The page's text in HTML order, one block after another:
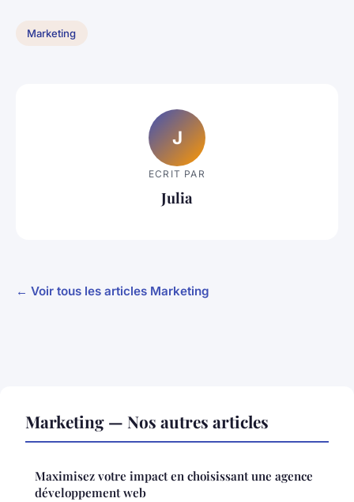
Marketing
J
ECRIT PAR
Julia
← Voir tous les articles Marketing
Marketing — Nos autres articles
Maximisez votre impact en choisissant une agence
développement web